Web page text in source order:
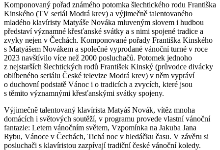
Komponovaný pořad známého potomka šlechtického rodu Františka
Kinského (TV seriál Modrá krev) a výjimečně talentovaného
mladého klavíristy Matyáše Nováka mluveným slovem i hudbou
představí významné křesťanské svátky a s nimi spojené tradice a
zvyky nejen v Čechách. Komponované pořady Františka Kinského
s Matyášem Novákem a společné vyprodané vánoční turné v roce
2023 navštívilo více než 2000 posluchačů. Potomek jednoho
z nejstarších šlechtických rodů František Kinský (průvodce divácky
oblíbeného seriálu České televize Modrá krev) v něm vypráví
o duchovní podstatě Vánoc i o tradicích a zvycích, které jsou
s těmito významnými křesťanskými svátky spojeny.
Výjimečně talentovaný klavírista Matyáš Novák, vítěz mnoha
domácích i světových soutěží, v programu provede vlastní vánoční
fantazie: Letem vánočním světem, Vzpomínka na Jakuba Jana
Rybu, Vánoce v Čechách, Tichá noc v hledáčku času. V závěru si
posluchači s klavíristou zazpívají tradiční české vánoční koledy.